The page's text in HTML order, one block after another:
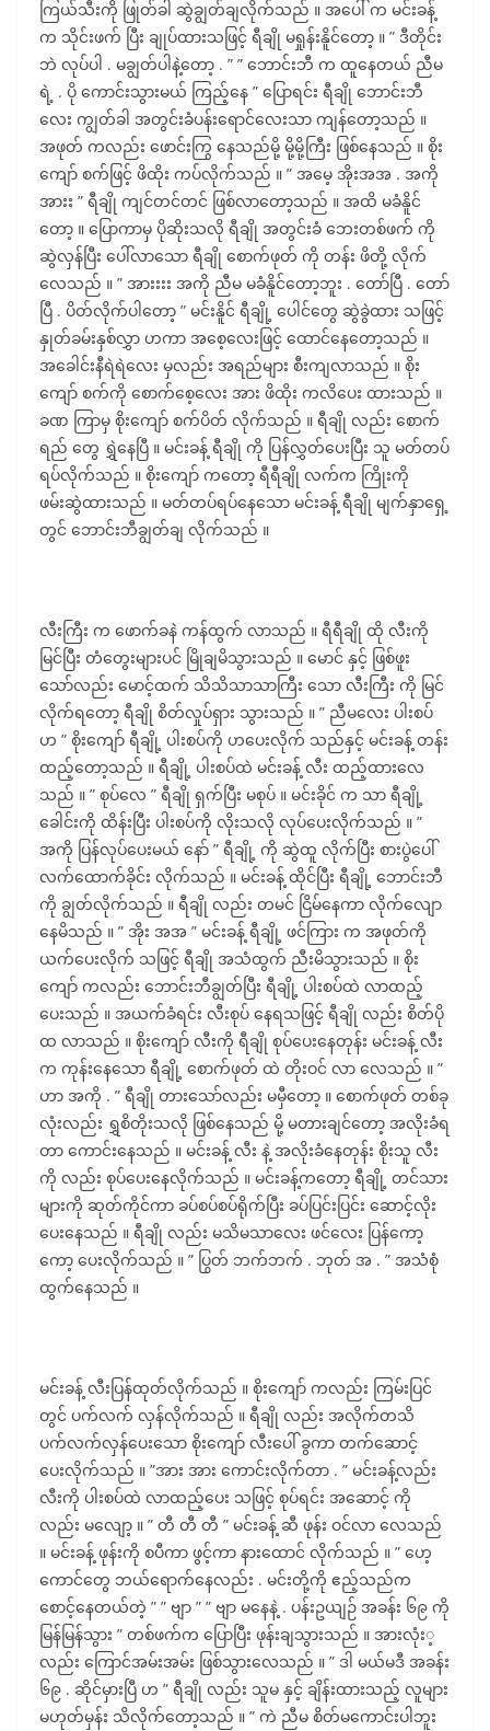
ကြယ်သီးကို ဖြုတ်ခါ ဆွဲချွတ်ချလိုက်သည် ။ အပေါ် က မင်းခန့်
က သိုင်းဖက် ပြီး ချုပ်ထားသဖြင့် ရီချို မရှုန်းနိူင်တော့ ။ ” ဒီတိုင်း
ဘဲ လုပ်ပါ . မချွတ်ပါနဲ့တော့ . ” ” ဘောင်းဘီ က ထူနေတယ် ညီမ
ရဲ့ . ပို ကောင်းသွားမယ် ကြည့်နေ ” ပြောရင်း ရီချို ဘောင်းဘီ
လေး ကျွတ်ခါ အတွင်းခံပန်းရောင်လေးသာ ကျန်တော့သည် ။
အဖုတ် ကလည်း ဖောင်းကြွ နေသည်မို့ မို့မို့ကြီး ဖြစ်နေသည် ။ စိုး
ကျော် စက်ဖြင့် ဖိထိုး ကပ်လိုက်သည် ။ ” အမေ့ အိုးအအ . အကို
အားး ” ရီချို ကျင်တင်တင် ဖြစ်လာတော့သည် ။ အထိ မခံနိူင်
တော့ ။ ပြောကာမှ ပိုဆိုးသလို ရီချို အတွင်းခံ ဘေးတစ်ဖက် ကို
ဆွဲလှန်ပြီး ပေါ်လာသော ရီချို စောက်ဖုတ် ကို တန်း ဖိတို့ လိုက်
လေသည် ။ ” အားးးး အကို ညီမ မခံနိူင်တော့ဘူး . တော်ပြီ . တော်
ပြီ . ပိတ်လိုက်ပါတော့ ” မင်းနိူင် ရီချို့ ပေါင်တွေ ဆွဲခွဲထား သဖြင့်
နှုတ်ခမ်းနှစ်လွှာ ဟကာ အစေ့လေးဖြင့် ထောင်နေတော့သည် ။
အခေါင်းနီရဲရဲလေး မှလည်း အရည်များ စီးကျလာသည် ။ စိုး
ကျော် စက်ကို စောက်စေ့လေး အား ဖိထိုး ကလိပေး ထားသည် ။
ခဏ ကြာမှ စိုးကျော် စက်ပိတ် လိုက်သည် ။ ရီချို လည်း စောက်
ရည် တွေ ရွှဲနေပြီ ။ မင်းခန့် ရီချို ကို ပြန်လွှတ်ပေးပြီး သူ မတ်တပ်
ရပ်လိုက်သည် ။ စိုးကျော် ကတော့ ရီရီချို လက်က ကြိုးကို
ဖမ်းဆွဲထားသည် ။ မတ်တပ်ရပ်နေသော မင်းခန့် ရီချို မျက်နှာရှေ့
တွင် ဘောင်းဘီချွတ်ချ လိုက်သည် ။
လီးကြီး က ဖောက်ခနဲ ကန်ထွက် လာသည် ။ ရီရီချို ထို လီးကို
မြင်ပြီး တံတွေးများပင် မြိုချမိသွားသည် ။ မောင် နှင့် ဖြစ်ဖူး
သော်လည်း မောင့်ထက် သိသိသာသာကြီး သော လီးကြီး ကို မြင်
လိုက်ရတော့ ရီချို စိတ်လှုပ်ရှား သွားသည် ။ ” ညီမလေး ပါးစပ်
ဟ ” စိုးကျော် ရီချို့ ပါးစပ်ကို ဟပေးလိုက် သည်နှင့် မင်းခန့် တန်း
ထည့်တော့သည် ။ ရီချို့ ပါးစပ်ထဲ မင်းခန့် လီး ထည့်ထားလေ
သည် ။ ” စုပ်လေ ” ရီချို ရှက်ပြီး မစုပ် ။ မင်းခိုင် က သာ ရီချို့
ခေါင်းကို ထိန်းပြီး ပါးစပ်ကို လိုးသလို လုပ်ပေးလိုက်သည် ။ ”
အကို ပြန်လုပ်ပေးမယ် နော် ” ရီချို့ ကို ဆွဲထူ လိုက်ပြီး စားပွဲပေါ်
လက်ထောက်ခိုင်း လိုက်သည် ။ မင်းခန့် ထိုင်ပြီး ရီချို့ ဘောင်းဘီ
ကို ချွတ်လိုက်သည် ။ ရီချို လည်း တမင် ငြိမ်နေကာ လိုက်လျော
နေမိသည် ။ ” အိုး အအ ” မင်းခန့် ရီချို့ ဖင်ကြား က အဖုတ်ကို
ယက်ပေးလိုက် သဖြင့် ရီချို အသံထွက် ညီးမိသွားသည် ။ စိုး
ကျော် ကလည်း ဘောင်းဘီချွတ်ပြီး ရီချို့ ပါးစပ်ထဲ လာထည့်
ပေးသည် ။ အယက်ခံရင်း လီးစုပ် နေရသဖြင့် ရီချို လည်း စိတ်ပို
ထ လာသည် ။ စိုးကျော် လီးကို ရီချို စုပ်ပေးနေတုန်း မင်းခန့် လီး
က ကုန်းနေသော ရီချို့ စောက်ဖုတ် ထဲ တိုးဝင် လာ လေသည် ။ ”
ဟာ အကို . ” ရီချို တားသော်လည်း မမှီတော့ ။ စောက်ဖုတ် တစ်ခု
လုံးလည်း ရွှစိတိုးသလို ဖြစ်နေသည် မို့ မတားချင်တော့ အလိုးခံရ
တာ ကောင်းနေသည် ။ မင်းခန့် လီး နဲ့ အလိုးခံနေတုန်း စိုးသူ လီး
ကို လည်း စုပ်ပေးနေလိုက်သည် ။ မင်းခန့်ကတော့ ရီချို့ တင်သား
များကို ဆုတ်ကိုင်ကာ ခပ်စပ်စပ်ရိုက်ပြီး ခပ်ပြင်းပြင်း ဆောင့်လိုး
ပေးနေသည် ။ ရီချို လည်း မသိမသာလေး ဖင်လေး ပြန်ကော့
ကော့ ပေးလိုက်သည် ။ ” ပြွတ် ဘက်ဘက် . ဘုတ် အ . ” အသံစုံ
ထွက်နေသည် ။
မင်းခန့် လီးပြန်ထုတ်လိုက်သည် ။ စိုးကျော် ကလည်း ကြမ်းပြင်
တွင် ပက်လက် လှန်လိုက်သည် ။ ရီချို လည်း အလိုက်တသိ
ပက်လက်လှန်ပေးသော စိုးကျော် လီးပေါ် ခွကာ တက်ဆောင့်
ပေးလိုက်သည် ။ ”အား အား ကောင်းလိုက်တာ . ” မင်းခန့်လည်း
လီးကို ပါးစပ်ထဲ လာထည့်ပေး သဖြင့် စုပ်ရင်း အဆောင့် ကို
လည်း မလျော့ ။ ” တီ တီ တီ ” မင်းခန့် ဆီ ဖုန်း ဝင်လာ လေသည်
။ မင်းခန့် ဖုန်းကို စပီကာ ဖွင့်ကာ နားထောင် လိုက်သည် ။ ” ဟေ့
ကောင်တွေ ဘယ်ရောက်နေလည်း . မင်းတို့ကို ဧည့်သည်က
စောင့်နေတယ်တဲ့ ” ” ဗျာ ” ” ဗျာ မနေနဲ့ . ပန်းဥယျဉ် အခန်း ၆၉ ကို
မြန်မြန်သွား ” တစ်ဖက်က ပြောပြီး ဖုန်းချသွားသည် ။ အားလုံး့
လည်း ကြောင်အမ်းအမ်း ဖြစ်သွားလေသည် ။ ” ဒါ မယ်မဒီ အခန်း
၆၉ . ဆိုင်မှားပြီ ဟ ” ရီချို လည်း သူမ နှင့် ချိန်းထားသည့် လူများ
မဟုတ်မှန်း သိလိုက်တော့သည် ။ ” ကဲ ညီမ စိတ်မကောင်းပါဘူး